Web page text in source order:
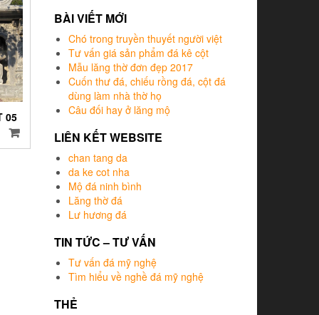
05
BÀI VIẾT MỚI
Chó trong truyền thuyết người việt
Tư vấn giá sản phẩm đá kê cột
Mẫu lăng thờ đơn đẹp 2017
Cuốn thư đá, chiếu rồng đá, cột đá
dùng làm nhà thờ họ
Câu đối hay ở lăng mộ
LIÊN KẾT WEBSITE
chan tang da
da ke cot nha
Mộ đá ninh bình
Lăng thờ đá
Lư hương đá
TIN TỨC – TƯ VẤN
Tư vấn đá mỹ nghệ
Tìm hiểu về nghề đá mỹ nghệ
THẺ